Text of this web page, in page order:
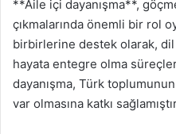
**Aile içi dayanışma**,
çıkmalarında önemli bir rol
birbirlerine destek olarak,
hayata entegre olma
dayanışma, Türk
var olmasına katkı